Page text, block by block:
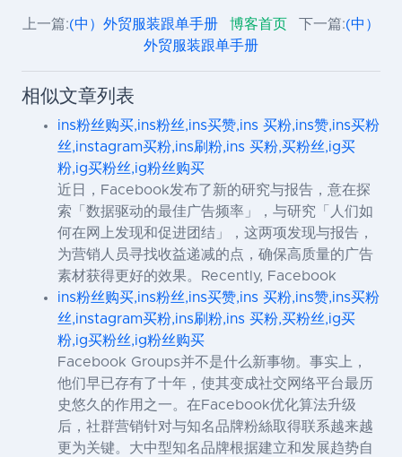
上一篇:(中）外贸服装跟单手册 博客首页 下一篇:(中）
外贸服装跟单手册
相似文章列表
ins粉丝购买,ins粉丝,ins买赞,ins 买粉,ins赞,ins买粉
丝,instagram买粉,ins刷粉,ins 买粉,买粉丝,ig买
粉,ig买粉丝,ig粉丝购买
近日，Facebook发布了新的研究与报告，意在探
索「数据驱动的最佳广告频率」，与研究「人们如
何在网上发现和促进团结」，这两项发现与报告，
为营销人员寻找收益递减的点，确保高质量的广告
素材获得更好的效果。Recently, Facebook
ins粉丝购买,ins粉丝,ins买赞,ins 买粉,ins赞,ins买粉
丝,instagram买粉,ins刷粉,ins 买粉,买粉丝,ig买
粉,ig买粉丝,ig粉丝购买
Facebook Groups并不是什么新事物。事实上，
他们早已存有了十年，使其变成社交网络平台最历
史悠久的作用之一。在Facebook优化算法升级
后，社群营销针对与知名品牌粉絲取得联系越来越
更为关键。大中型知名品牌根据建立和发展趋势自